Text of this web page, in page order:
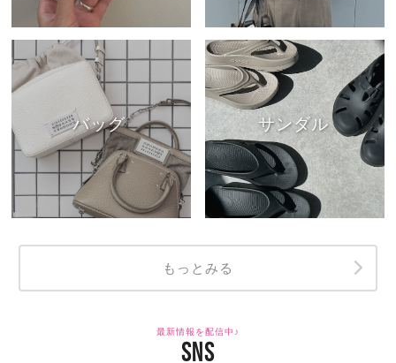
バッグ サンダル
もっとみる
最新情報を配信中♪
SNS